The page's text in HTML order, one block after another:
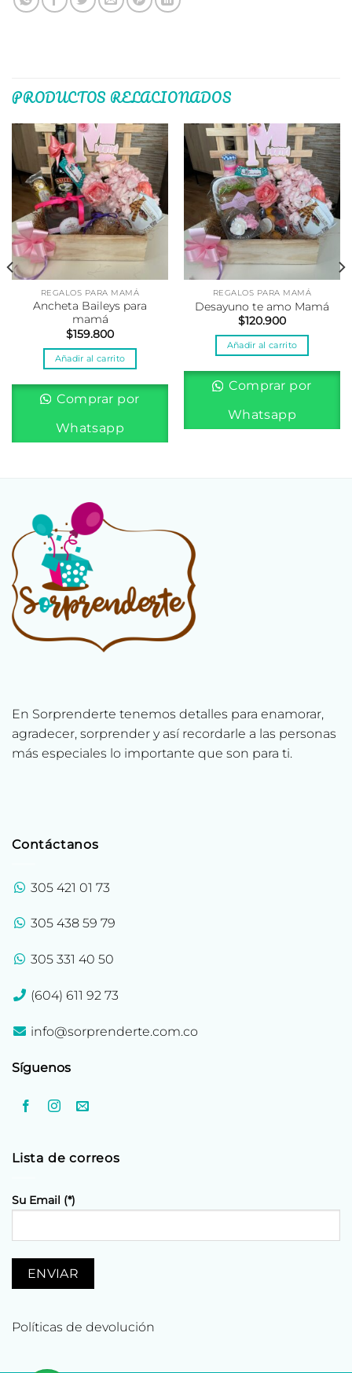
PRODUCTOS RELACIONADOS
REGALOS PARA MAMÁ
Ancheta Baileys para
mamá
$159.800
Añadir al carrito
Comprar por
Whatsapp
REGALOS PARA MAMÁ
Desayuno te amo Mamá
$120.900
Añadir al carrito
Comprar por
Whatsapp
En Sorprenderte tenemos detalles para enamorar,
agradecer, sorprender y así recordarle a las personas
más especiales lo importante que son para ti.
Contáctanos
305 421 01 73
305 438 59 79
305 331 40 50
(604) 611 92 73
info@sorprenderte.com.co
Síguenos
Lista de correos
Su Email (*)
Políticas de devolución